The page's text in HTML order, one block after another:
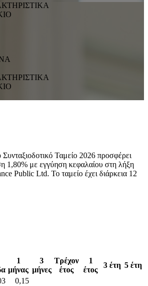
Ταμείο 2026 προσφέρει
1,80% με εγγύηση κεφαλαίου στη λήξη
Public Ltd. Το ταμείο έχει διάρκεια 12
1
μήνας
3
μήνες
Τρέχον
έτος
1
έτος
3 έτη 5 έτη
0,15